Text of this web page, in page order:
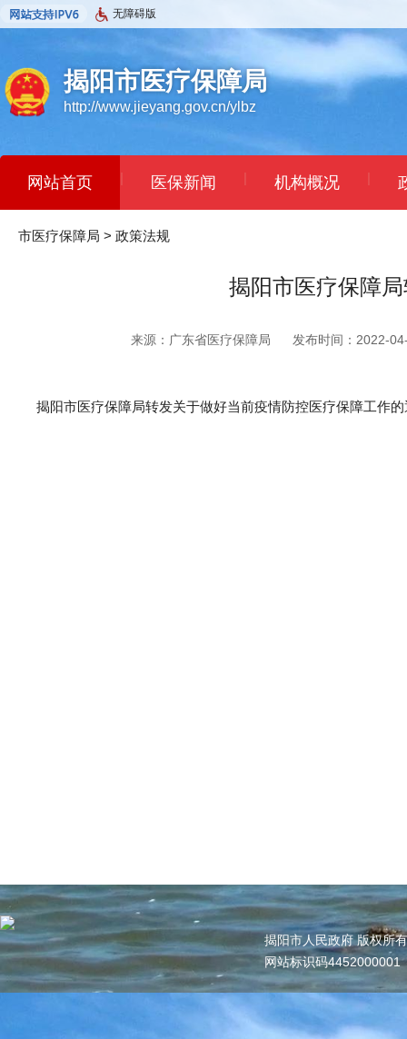
无障碍版
揭阳市医疗保障局
http://www.jieyang.gov.cn/ylbz
网站首页 | 医保新闻 | 机构概况 |
市医疗保障局 > 政策法规
揭阳市医疗保障
来源：广东省医疗保障局 发布时间：2022-
揭阳市医疗保障局转发关于做好当前疫情防控医疗保障工作
揭阳市人民政府 版权所
网站标识码